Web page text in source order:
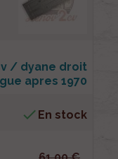
/ dyane droit
apres 1970
 En stock